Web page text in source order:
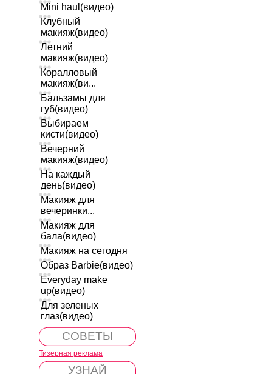
Mini haul(видео)
Клубный
макияж(видео)
Летний
макияж(видео)
Коралловый
макияж(ви...
Бальзамы для
губ(видео)
Выбираем
кисти(видео)
Вечерний
макияж(видео)
На каждый
день(видео)
Макияж для
вечеринки...
Макияж для
бала(видео)
Макияж на сегодня
Образ Barbie(видео)
Everyday make
up(видео)
Для зеленых
глаз(видео)
СОВЕТЫ
Тизерная реклама
УЗНАЙ